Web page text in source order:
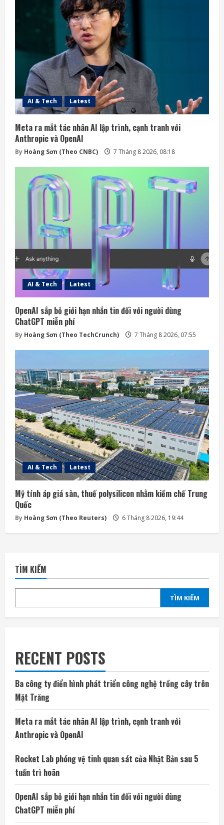
AI & Tech Latest
Meta ra mắt tác nhân AI lập trình, cạnh tranh với
Anthropic và OpenAI
By Hoàng Sơn (Theo CNBC) 7 Tháng 8 2026, 08:18
AI & Tech Latest
OpenAI sắp bỏ giới hạn nhắn tin đối với người dùng
ChatGPT miễn phí
By Hoàng Sơn (Theo TechCrunch) 7 Tháng 8 2026, 07:55
AI & Tech Latest
Mỹ tính áp giá sàn, thuế polysilicon nhằm kiềm chế Trung
Quốc
By Hoàng Sơn (Theo Reuters) 6 Tháng 8 2026, 19:44
TÌM KIẾM
TÌM KIẾM
RECENT POSTS
Ba công ty điển hình phát triển công nghệ trồng cây trên
Mặt Trăng
Meta ra mắt tác nhân AI lập trình, cạnh tranh với
Anthropic và OpenAI
Rocket Lab phóng vệ tinh quan sát của Nhật Bản sau 5
tuần trì hoãn
OpenAI sắp bỏ giới hạn nhắn tin đối với người dùng
ChatGPT miễn phí